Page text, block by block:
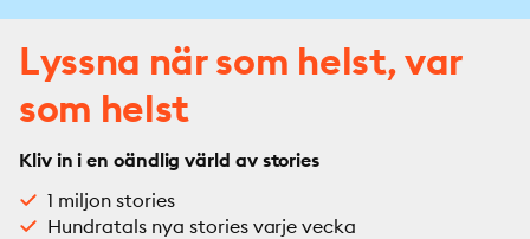
Lyssna när som helst, var
som helst
Kliv in i en oändlig värld av stories
1 miljon stories
Hundratals nya stories varje vecka